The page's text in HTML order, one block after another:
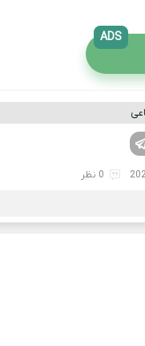
ADS
لینکدین
0 نظر